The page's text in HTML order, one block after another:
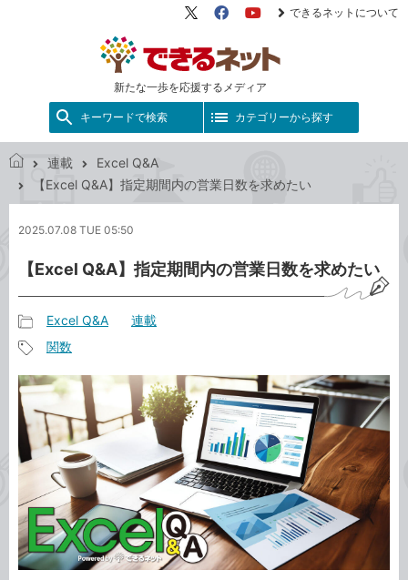
新たな一歩を応援するメディア
X（旧
FacebookYouTube
できるネットについて
キーワードで検索 カテゴリーから探す
ネ
ト
連載
Excel Q&A
【Excel Q&A】指定期間内の営業日数を求めたい
2025.07.08 TUE 05:50
【Excel Q&A】指定期間内の営業日数を求めたい
事
カ
ゴ
リ
Excel Q&A 連載
事
タ
グ
関数